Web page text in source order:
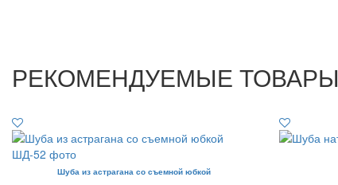
РЕКОМЕНДУЕМЫЕ ТОВАРЫ
Шуба из астрагана со съемной юбкой